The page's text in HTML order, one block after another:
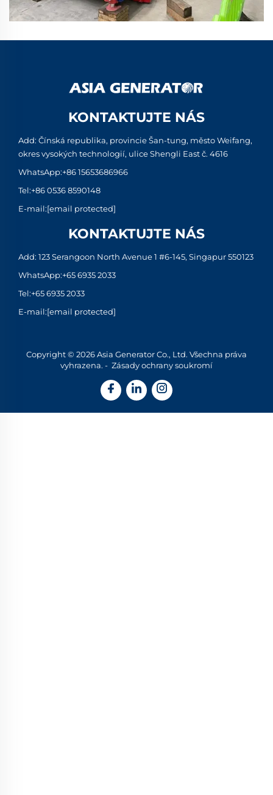
KONTAKTUJTE NÁS
Add: Čínská republika, provincie Šan-tung, město Weifang,
okres vysokých technologií, ulice Shengli East č. 4616
WhatsApp:+86 15653686966
Tel:+86 0536 8590148
E-mail:[email protected]
KONTAKTUJTE NÁS
Add: 123 Serangoon North Avenue 1 #6-145, Singapur 550123
WhatsApp:+65 6935 2033
Tel:+65 6935 2033
E-mail:[email protected]
Copyright © 2026 Asia Generator Co., Ltd. Všechna práva
vyhrazena. - Zásady ochrany soukromí